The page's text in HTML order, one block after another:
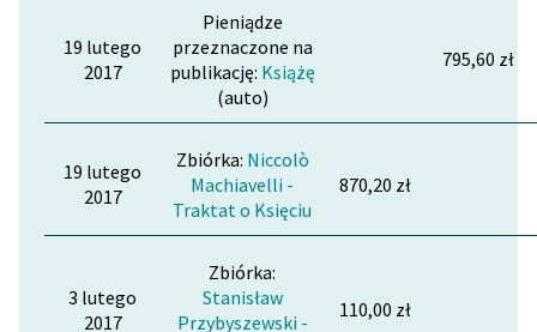
19 lutego
2017
Pieniądze
przeznaczone na
publikację: Książę
(auto)
795,60 zł
19 lutego
2017
Zbiórka: Niccolò
Machiavelli -
Traktat o Księciu
870,20 zł
3 lutego
2017
Zbiórka:
Stanisław
Przybyszewski -
110,00 zł